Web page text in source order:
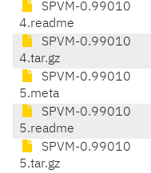
SPVM-0.99010
4.readme
SPVM-0.99010
4.tar.gz
SPVM-0.99010
5.meta
SPVM-0.99010
5.readme
SPVM-0.99010
5.tar.gz